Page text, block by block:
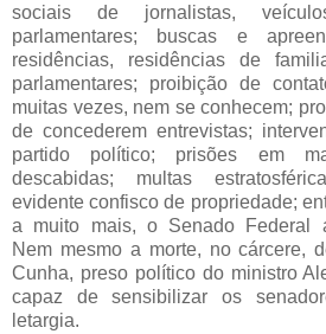
sociais de jornalistas,
parlamentares; buscas e
residências, residências de
parlamentares; proibição de
muitas vezes, nem se conhecem;
de concederem entrevistas;
partido político; prisões em
descabidas; multas
evidente confisco de propriedade;
a muito mais, o Senado Federal
Nem mesmo a morte, no cárcere,
Cunha, preso político do ministro
capaz de sensibilizar os
letargia.